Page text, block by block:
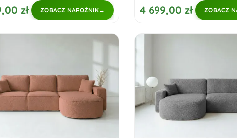
zł ZOBACZ NAROŻNIK 4 699,00 zł ZOBACZ